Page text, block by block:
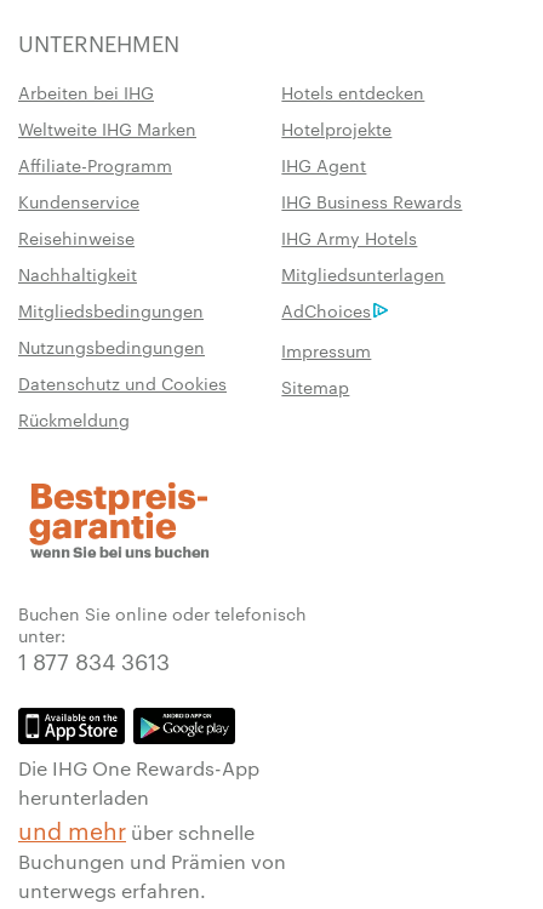
UNTERNEHMEN
Arbeiten bei IHG
Hotels entdecken
Weltweite IHG Marken
Hotelprojekte
Affiliate-Programm
IHG Agent
Kundenservice
IHG Business Rewards
Reisehinweise
IHG Army Hotels
Nachhaltigkeit
Mitgliedsunterlagen
Mitgliedsbedingungen
AdChoices
Nutzungsbedingungen
Impressum
Datenschutz und Cookies
Sitemap
Rückmeldung
Buchen Sie online oder telefonisch
unter:
1 877 834 3613
Die IHG One Rewards-App
herunterladen
und mehr über schnelle
Buchungen und Prämien von
unterwegs erfahren.